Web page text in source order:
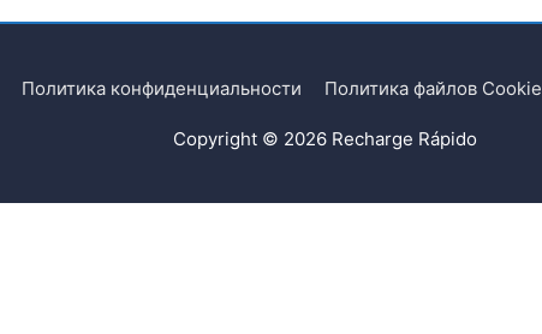
Политика конфиденциальности Политика файлов Cookie
Copyright © 2026 Recharge Rápido